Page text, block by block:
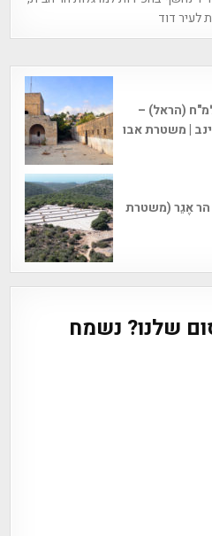
לעיר דוד
(הראל) –
| משטרת אבו
הר אֶגֵר (משטרת
שלנו? נשמח